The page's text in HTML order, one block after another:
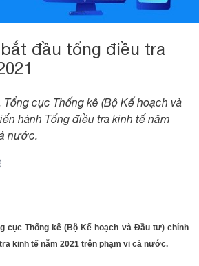
đầu tổng điều tra
cục Thống kê (Bộ Kế hoạch và
hành Tổng điều tra kinh tế năm
nước.
cục Thống kê (Bộ Kế hoạch và Đầu tư) chính
kinh tế năm 2021 trên phạm vi cả nước.